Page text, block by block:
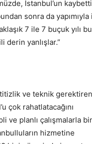
İstanbul’un
sonra da
7 ile 7 buçuk yılı
derin yanlışlar.”
ve teknik
çok rahatlatacağını
ve planlı çalışmalarla
hizmetine